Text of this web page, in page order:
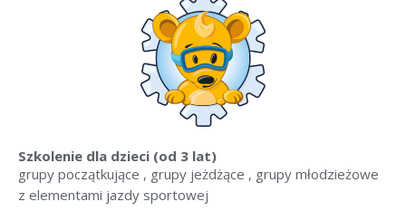
Szkolenie dla dzieci (od 3 lat)
grupy początkujące , grupy jeżdżące , grupy młodzieżowe
z elementami jazdy sportowej